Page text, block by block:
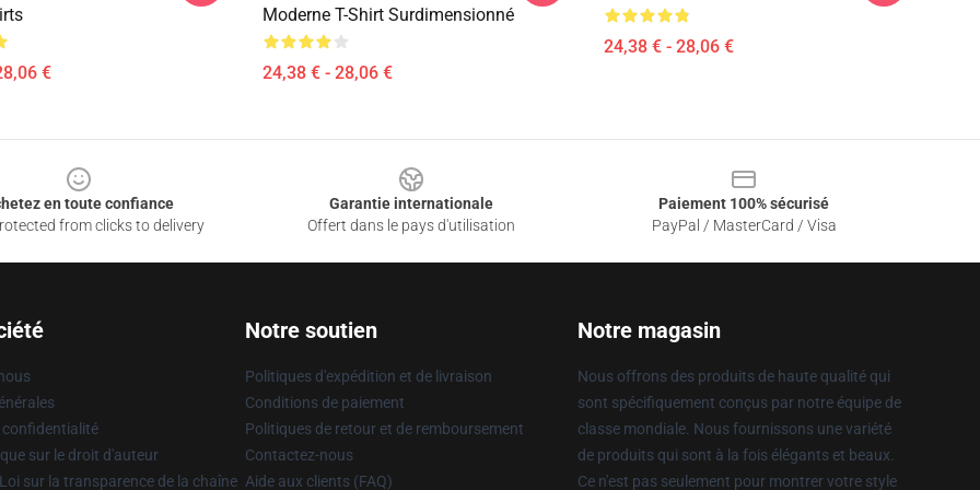
€
Moderne T-Shirt Surdimensionné
24,38 € - 28,06 €
24,38 € - 28,06 €
en toute confiance
from clicks to delivery
Garantie internationale
Offert dans le pays d'utilisation
Paiement 100% sécurisé
PayPal / MasterCard / Visa
confidentialité
sur le droit d'auteur
sur la transparence de la chaîne
Notre soutien
Politiques d'expédition et de livraison
Conditions de paiement
Politiques de retour et de remboursement
Contactez-nous
Aide aux clients (FAQ)
Notre magasin
Nous offrons des produits de haute qualité qui
sont spécifiquement conçus par notre équipe de
classe mondiale. Nous fournissons une variété
de produits qui sont à la fois élégants et beaux.
Ce n'est pas seulement pour montrer votre style